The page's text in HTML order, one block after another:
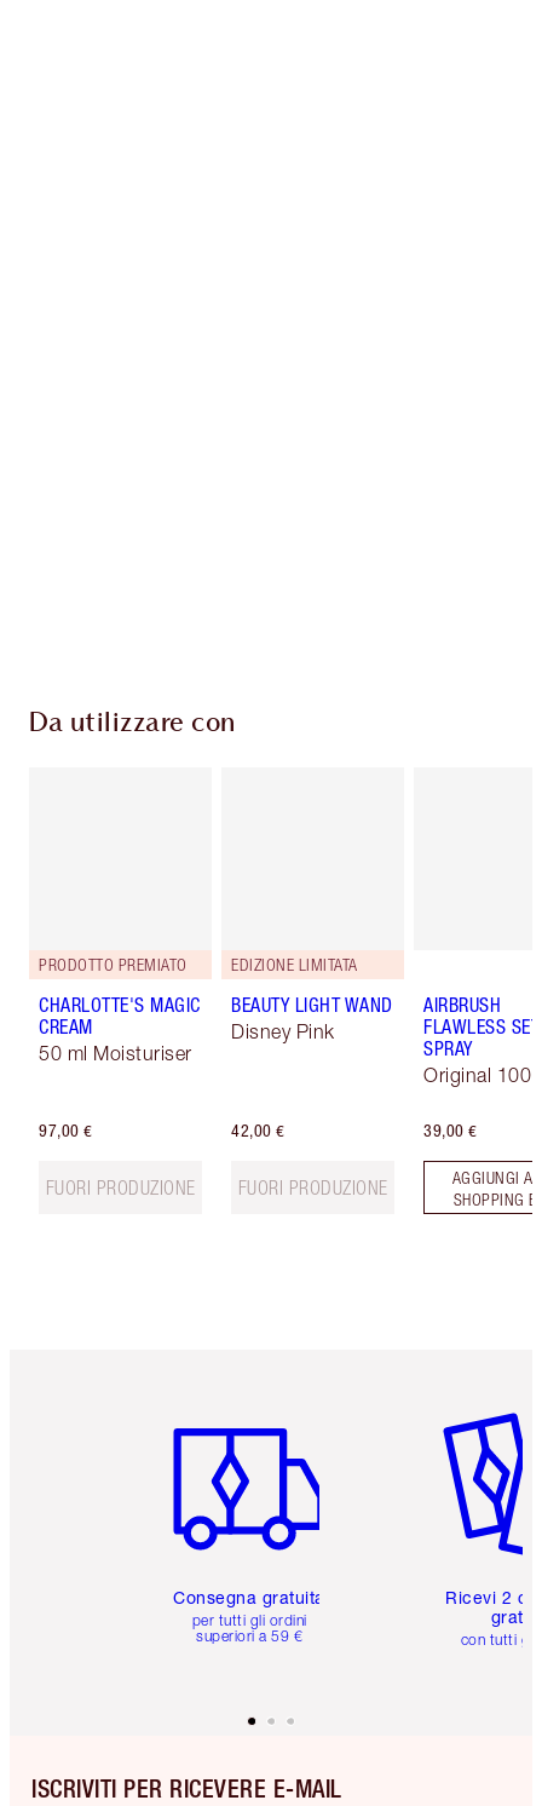
Da utilizzare con
PRODOTTO PREMIATO
CHARLOTTE'S MAGIC
CREAM
50 ml Moisturiser
97,00 €
FUORI PRODUZIONE
EDIZIONE LIMITATA
BEAUTY LIGHT WAND
Disney Pink
42,00 €
FUORI PRODUZIONE
AIRBRUSH
FLAWLESS
SPRAY
Original 100
39,00 €
AGGIUNGI
SHOPPING
Consegna gratuita
per tutti gli ordini
superiori a 59 €
Ricevi 2
con tutti gli
ISCRIVITI PER RICEVERE E-MAIL